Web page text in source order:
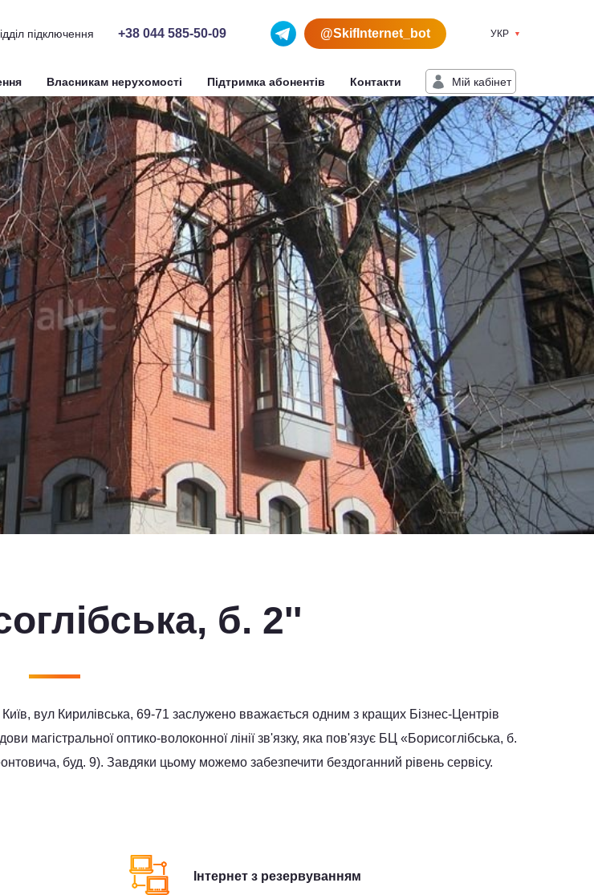
підключення +38 044 585-50-09 @SkifInternet_bot УКР
Власникам нерухомості Підтримка абонентів Контакти Мiй кабiнет
б. 2''
вул Кирилівська, 69-71 заслужено вважається одним з кращих Бізнес-Центрів
магістральної оптико-волоконної лінії зв'язку, яка пов'язує БЦ «Борисоглібська, б.
буд. 9). Завдяки цьому можемо забезпечити бездоганний рівень сервісу.
Інтернет з резервуванням